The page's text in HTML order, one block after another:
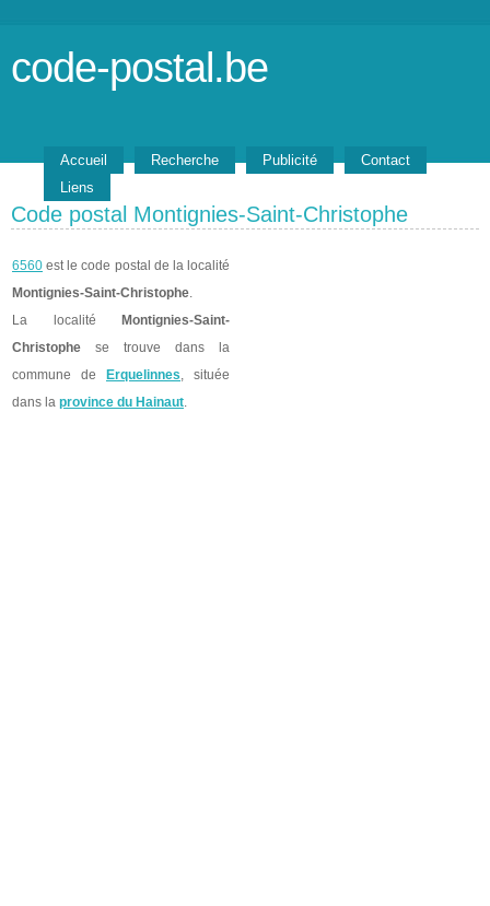
code-postal.be
Accueil Recherche Publicité
Contact
Liens
Code postal Montignies-Saint-Christophe
6560 est le code postal de la localité
Montignies-Saint-Christophe.
La localité
Montignies-Saint-
Christophe se trouve dans la
commune de
Erquelinnes, située
dans la province du Hainaut.